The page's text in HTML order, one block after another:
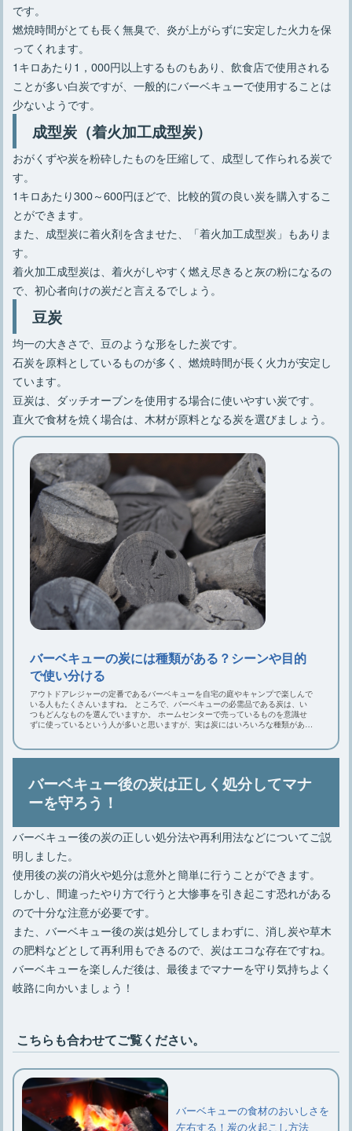
です。
燃焼時間がとても長く無臭で、炎が上がらずに安定した火力を保
ってくれます。
1キロあたり1，000円以上するものもあり、飲食店で使用される
ことが多い白炭ですが、一般的にバーベキューで使用することは
少ないようです。
成型炭（着火加工成型炭）
おがくずや炭を粉砕したものを圧縮して、成型して作られる炭で
す。
1キロあたり300～600円ほどで、比較的質の良い炭を購入するこ
とができます。
また、成型炭に着火剤を含ませた、「着火加工成型炭」もありま
す。
着火加工成型炭は、着火がしやすく燃え尽きると灰の粉になるの
で、初心者向けの炭だと言えるでしょう。
豆炭
均一の大きさで、豆のような形をした炭です。
石炭を原料としているものが多く、燃焼時間が長く火力が安定し
ています。
豆炭は、ダッチオーブンを使用する場合に使いやすい炭です。
直火で食材を焼く場合は、木材が原料となる炭を選びましょう。
バーベキューの炭には種類がある？シーンや目的
で使い分ける
アウトドアレジャーの定番であるバーベキューを自宅の庭やキャンプで楽しんで
いる人もたくさんいますね。 ところで、バーベキューの必需品である炭は、い
つもどんなものを選んでいますか。 ホームセンターで売っているものを意識せ
ずに使っているという人が多いと思いますが、実は炭にはいろいろな種類がある
バーベキュー後の炭は正しく処分してマナ
ーを守ろう！
バーベキュー後の炭の正しい処分法や再利用法などについてご説
明しました。
使用後の炭の消火や処分は意外と簡単に行うことができます。
しかし、間違ったやり方で行うと大惨事を引き起こす恐れがある
ので十分な注意が必要です。
また、バーベキュー後の炭は処分してしまわずに、消し炭や草木
の肥料などとして再利用もできるので、炭はエコな存在ですね。
バーベキューを楽しんだ後は、最後までマナーを守り気持ちよく
岐路に向かいましょう！
こちらも合わせてご覧ください。
バーベキューの食材のおいしさを
左右する！炭の火起こし方法